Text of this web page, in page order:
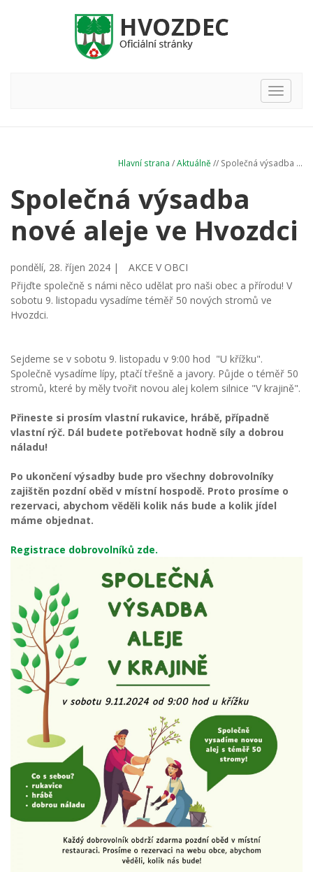
Hlavní
nabídka
Hlavní strana /Aktuálně // Společná výsadba ...
Společná výsadba
nové aleje ve Hvozdci
pondělí, 28. říjen 2024 |
AKCE V OBCI
Přijďte společně s námi něco udělat pro naši obec a přírodu! V
sobotu 9. listopadu vysadíme téměř 50 nových stromů ve
Hvozdci.
Sejdeme se v sobotu 9. listopadu v 9:00 hod "U křížku".
Společně vysadíme lípy, ptačí třešně a javory. Půjde o téměř 50
stromů, které by měly tvořit novou alej kolem silnice "V krajině".
Přineste si prosím vlastní rukavice, hrábě, případně
vlastní rýč. Dál budete potřebovat hodně síly a dobrou
náladu!
Po ukončení výsadby bude pro všechny dobrovolníky
zajištěn pozdní oběd v místní hospodě. Proto prosíme o
rezervaci, abychom věděli kolik nás bude a kolik jídel
máme objednat.
Registrace dobrovolníků zde.